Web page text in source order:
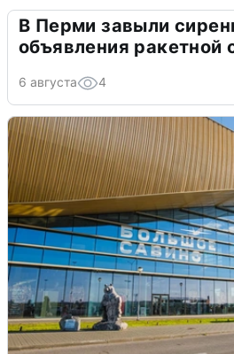
В Перми завыли
объявления ракетной
6 августа 4